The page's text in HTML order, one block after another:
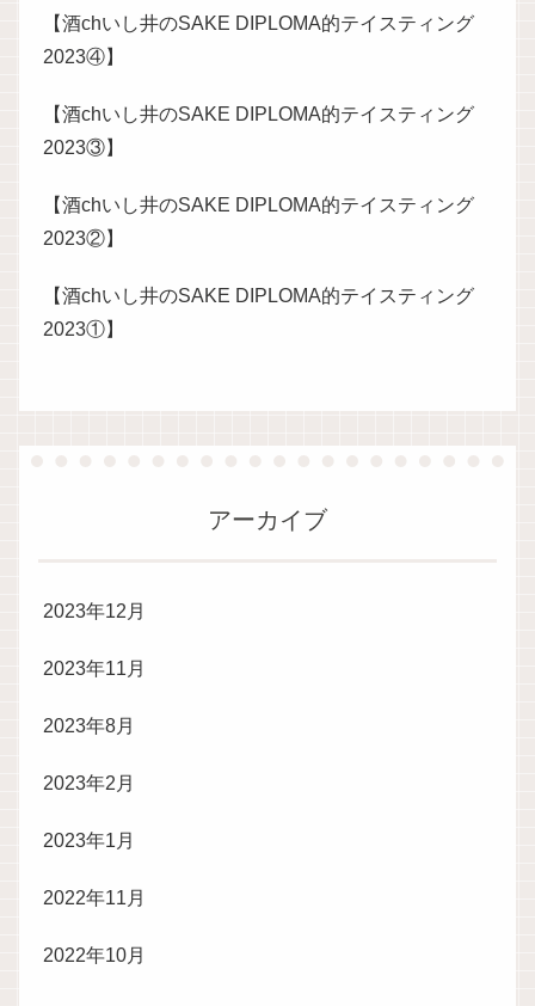
【酒chいし井のSAKE DIPLOMA的テイスティング
2023④】
【酒chいし井のSAKE DIPLOMA的テイスティング
2023③】
【酒chいし井のSAKE DIPLOMA的テイスティング
2023②】
【酒chいし井のSAKE DIPLOMA的テイスティング
2023①】
アーカイブ
2023年12月
2023年11月
2023年8月
2023年2月
2023年1月
2022年11月
2022年10月